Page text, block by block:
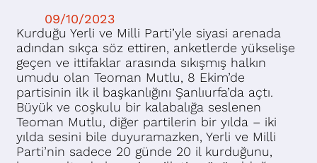
09/10/2023
Kurduğu Yerli ve Milli Parti’yle siyasi arenada
adından sıkça söz ettiren, anketlerde yükselişe
geçen ve ittifaklar arasında sıkışmış halkın
umudu olan Teoman Mutlu, 8 Ekim’de
partisinin ilk il başkanlığını Şanlıurfa’da açtı.
Büyük ve coşkulu bir kalabalığa seslenen
Teoman Mutlu, diğer partilerin bir yılda – iki
yılda sesini bile duyuramazken, Yerli ve Milli
Parti’nin sadece 20 günde 20 il kurduğunu,